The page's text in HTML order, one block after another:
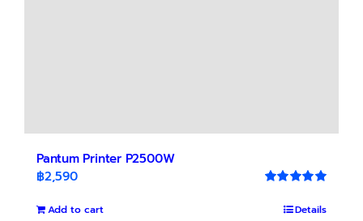
Pantum Printer P2500W
out of 5
฿2,590
Add to cart Details